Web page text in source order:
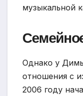
музыкальной
Однако у
отношения с
2006 году